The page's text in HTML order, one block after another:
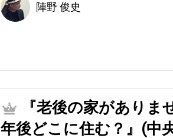
陣野 俊史
2
『老後の家があり
年後どこに住む？』(中